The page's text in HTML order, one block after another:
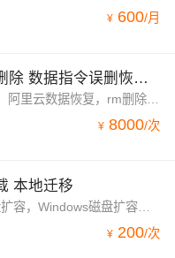
¥ 600/月
MySQL数据库误删除 数据指令误删恢复 数据恢复
数据误删除丢失找回，阿里云数据恢复，rm删除数据，sql删除数据恢复，数据库修复，数据库表修复，数据库重构。全程保全数据的修复方案，数据库修复，数据结构修改，数据表修复，数据表处理，数据导出。
¥ 8000/次
本地迁移
阿里云Linux系统磁盘扩容，Windows磁盘扩容分区挂载。
¥ 200/次